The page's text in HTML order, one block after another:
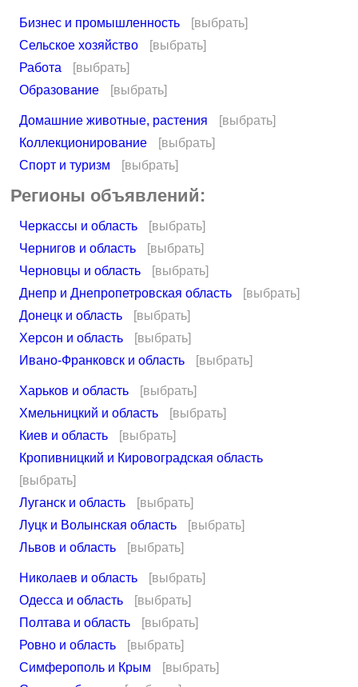
Бизнес и промышленность
[выбрать]
Сельское хозяйство
[выбрать]
Работа
[выбрать]
Образование
[выбрать]
Домашние животные, растения
[выбрать]
Коллекционирование
[выбрать]
Спорт и туризм
[выбрать]
Регионы объявлений:
Черкассы и область
[выбрать]
Чернигов и область
[выбрать]
Черновцы и область
[выбрать]
Днепр и Днепропетровская область
[выбрать]
Донецк и область
[выбрать]
Херсон и область
[выбрать]
Ивано-Франковск и область
[выбрать]
Харьков и область
[выбрать]
Хмельницкий и область
[выбрать]
Киев и область
[выбрать]
Кропивницкий и Кировоградская область
[выбрать]
Луганск и область
[выбрать]
Луцк и Волынская область
[выбрать]
Львов и область
[выбрать]
Николаев и область
[выбрать]
Одесса и область
[выбрать]
Полтава и область
[выбрать]
Ровно и область
[выбрать]
Симферополь и Крым
[выбрать]